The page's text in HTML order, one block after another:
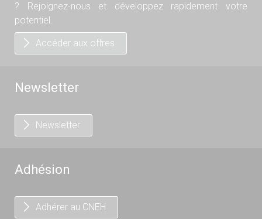
? Rejoignez-nous et développez rapidement votre
potentiel.
Accéder aux offres
Newsletter
Newsletter
Adhésion
Adhérer au CNEH